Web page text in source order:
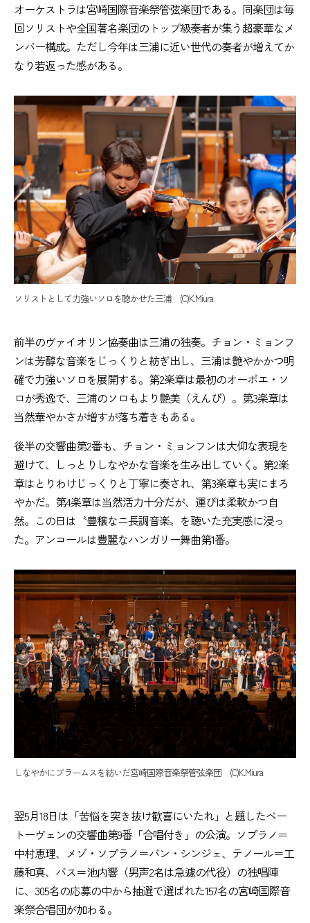
オーケストラは宮崎国際音楽祭管弦楽団である。同楽団は毎
回ソリストや全国著名楽団のトップ級奏者が集う超豪華なメ
ンバー構成。ただし今年は三浦に近い世代の奏者が増えてか
なり若返った感がある。
ソリストとして力強いソロを聴かせた三浦 (C)K.Miura
前半のヴァイオリン協奏曲は三浦の独奏。チョン・ミョンフ
ンは芳醇な音楽をじっくりと紡ぎ出し、三浦は艶やかかつ明
確で力強いソロを展開する。第2楽章は最初のオーボエ・ソ
ロが秀逸で、三浦のソロもより艶美（えんび）。第3楽章は
当然華やかさが増すが落ち着きもある。
後半の交響曲第2番も、チョン・ミョンフンは大仰な表現を
避けて、しっとりしなやかな音楽を生み出していく。第2楽
章はとりわけじっくりと丁寧に奏され、第3楽章も実にまろ
やかだ。第4楽章は当然活力十分だが、運びは柔軟かつ自
然。この日は〝豊穣なニ長調音楽〟を聴いた充実感に浸っ
た。アンコールは豊麗なハンガリー舞曲第1番。
しなやかにブラームスを紡いだ宮崎国際音楽祭管弦楽団 (C)K.Miura
翌5月18日は「苦悩を突き抜け歓喜にいたれ」と題したベー
トーヴェンの交響曲第9番「合唱付き」の公演。ソプラノ＝
中村恵理、メゾ・ソプラノ＝バン・シンジェ、テノール＝工
藤和真、バス＝池内響（男声2名は急遽の代役）の独唱陣
に、305名の応募の中から抽選で選ばれた157名の宮崎国際音
楽祭合唱団が加わる。